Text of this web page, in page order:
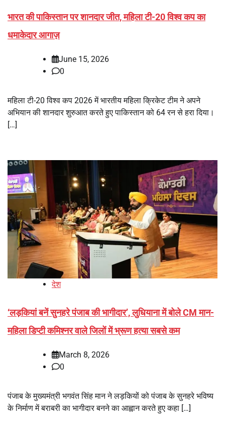
भारत की पाकिस्तान पर शानदार जीत, महिला टी-20 विश्व कप का
धमाकेदार आगाज़
June 15, 2026
0
महिला टी-20 विश्व कप 2026 में भारतीय महिला क्रिकेट टीम ने अपने
अभियान की शानदार शुरुआत करते हुए पाकिस्तान को 64 रन से हरा दिया।
[…]
देश
‘लड़कियां बनें सुनहरे पंजाब की भागीदार’, लुधियाना में बोले CM मान-
महिला डिप्टी कमिश्नर वाले जिलों में भ्रूण हत्या सबसे कम
March 8, 2026
0
पंजाब के मुख्यमंत्री भगवंत सिंह मान ने लड़कियों को पंजाब के सुनहरे भविष्य
के निर्माण में बराबरी का भागीदार बनने का आह्वान करते हुए कहा […]